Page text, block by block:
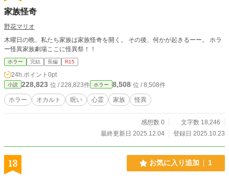
家族怪奇
野花マリオ
木曜日の晩、私たち家族は家族怪奇を開く。 その後、何かが起きるーー。 ホラ
ー怪異家族劇場ここに怪異祭！！
ホラー 完結 長編 R15
24h.ポイント 0pt
小説 228,823 位 / 228,823件 ホラー 8,508 位 / 8,508件
ホラー オカルト 呪い 心霊 家族 怪異
感想数 0
文字数 18,246
最終更新日 2025.12.04
登録日 2025.10.23
13 お気に入り追加 1